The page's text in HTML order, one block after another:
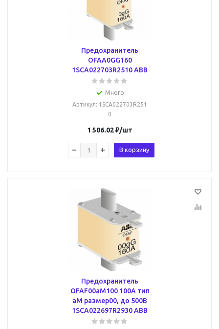
Предохранитель
OFAA0GG160
1SCA022703R2510 ABB
Много
Артикул: 1SCA022703R251
0
1 506.02₽/шт
В корзину
Предохранитель
OFAF00aM100 100A тип
аМ размер00, до 500В
1SCA022697R2930 ABB